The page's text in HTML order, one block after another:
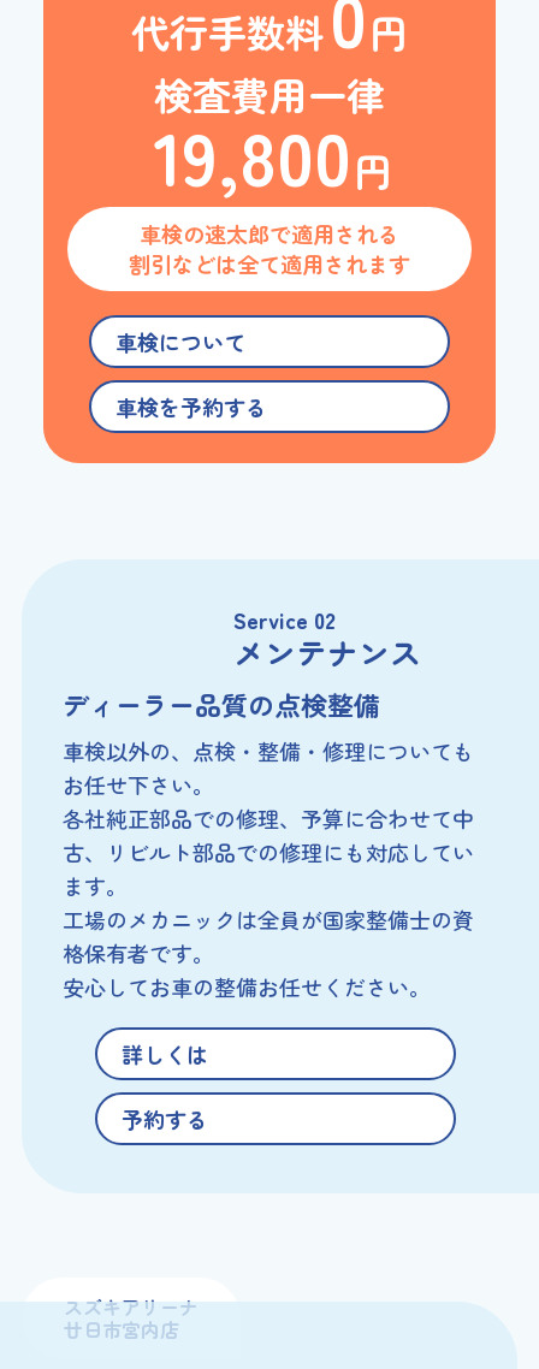
代行手数料
円
検査費用一律
19,800円
車検の速太郎で適用される
割引などは全て適用されます
車検について
車検を予約する
Service 02
メンテナンス
ディーラー品質の点検整備
車検以外の、点検・整備・修理についても
お任せ下さい。
各社純正部品での修理、予算に合わせて中
古、
リビルト部品での修理にも対応してい
ます。
工場のメカニックは全員が国家整備士の資
格保有者です。
安心してお車の整備お任せください。
詳しくは
予約する
スズキアリーナ
廿日市宮内店